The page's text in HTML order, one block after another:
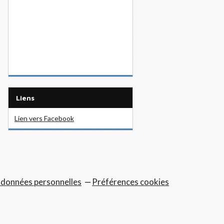
Liens
Lien vers Facebook
personnelles Préférences cookies